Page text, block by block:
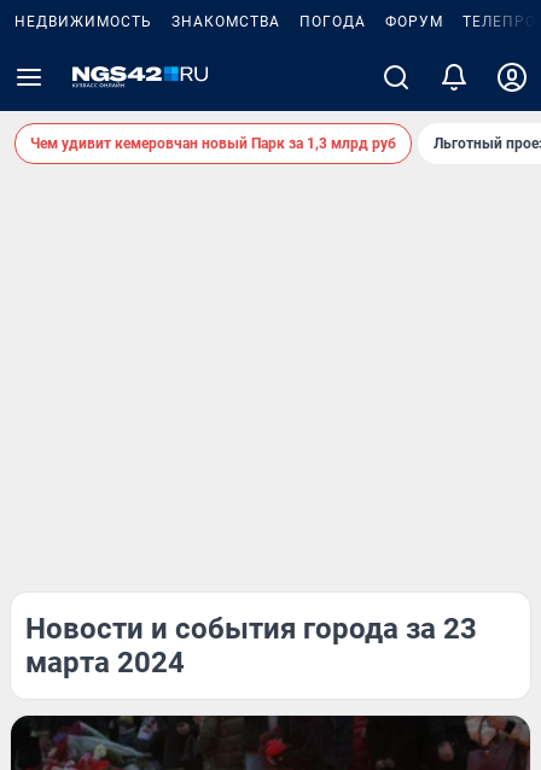
НЕДВИЖИМОСТЬ ЗНАКОМСТВА ПОГОДА ФОРУМ
Чем удивит кемеровчан новый Парк за 1,3 млрд руб Льготный
Новости и события города за 23
марта 2024